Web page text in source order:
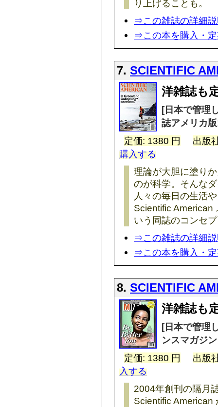
り上げることも。
⇒この雑誌の詳細
⇒この本を購入・
7. SCIENTIFIC
洋雑誌も
[日本で管理
誌アメリカ
定価: 1380 円
出版
購入する
理論が大胆に塗り
のが科学。そんな
人々の毎日の生活
Scientific American
いう同誌のコンセ
⇒この雑誌の詳細
⇒この本を購入・
8. SCIENTIFIC
洋雑誌も
[日本で管理
ンスマガジ
定価: 1380 円
出版
入する
2004年創刊の隔月
Scientific American